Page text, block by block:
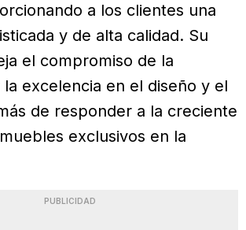
a los clientes una
y de alta calidad. Su
el compromiso de la
excelencia en el diseño y el
de responder a la creciente
exclusivos en la
PUBLICIDAD